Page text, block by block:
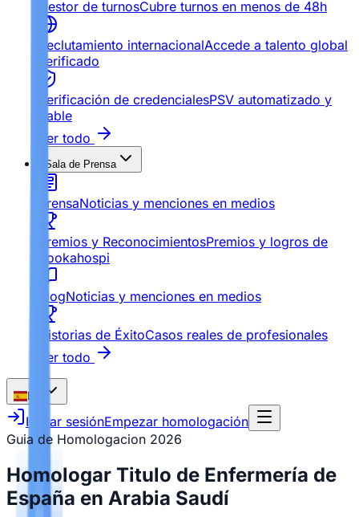
Gestor de turnosCubre turnos en menos de 48h
Reclutamiento internacionalAccede a talento global
verificado
Verificación de credencialesPSV automatizado y
fiable
Ver todo
Sala de Prensa
PrensaNoticias y menciones en medios
Premios y ReconocimientosPremios y logros de
Bookahospi
BlogNoticias y menciones en medios
Historias de ÉxitoCasos reales de profesionales
Ver todo
ES
Iniciar sesiónEmpezar homologación
Guia de Homologacion 2026
Homologar Titulo de Enfermería de
España en Arabia Saudí